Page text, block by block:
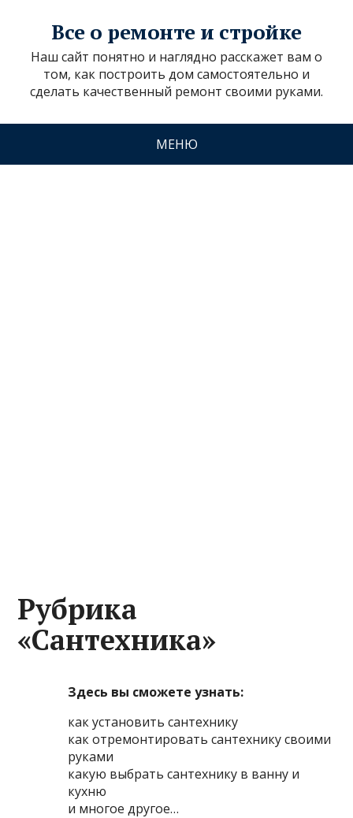
Все о ремонте и стройке
Наш сайт понятно и наглядно расскажет вам о
том, как построить дом самостоятельно и
сделать качественный ремонт своими руками.
МЕНЮ
Рубрика
«Сантехника»
Здесь вы сможете узнать:
как установить сантехнику
как отремонтировать сантехнику своими
руками
какую выбрать сантехнику в ванну и
кухню
и многое другое…